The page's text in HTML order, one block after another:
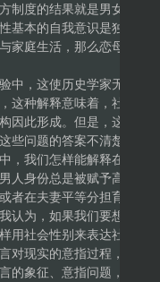
制度的结果就是男女之间
基本的自我意识是独立的
家庭生活，那么恋母情结
中，这使历史学家无法将
这种解释意味着，社会安
因此形成。但是，这样的
些问题的答案不清楚。与
，我们怎样能解释在这种
人身份总是被赋予高于女
者在夫妻平等分担育儿工
认为，如果我们要想回答
用社会性别来表达社会关
对现实的意指过程，就谈
的象征、意指问题，就不